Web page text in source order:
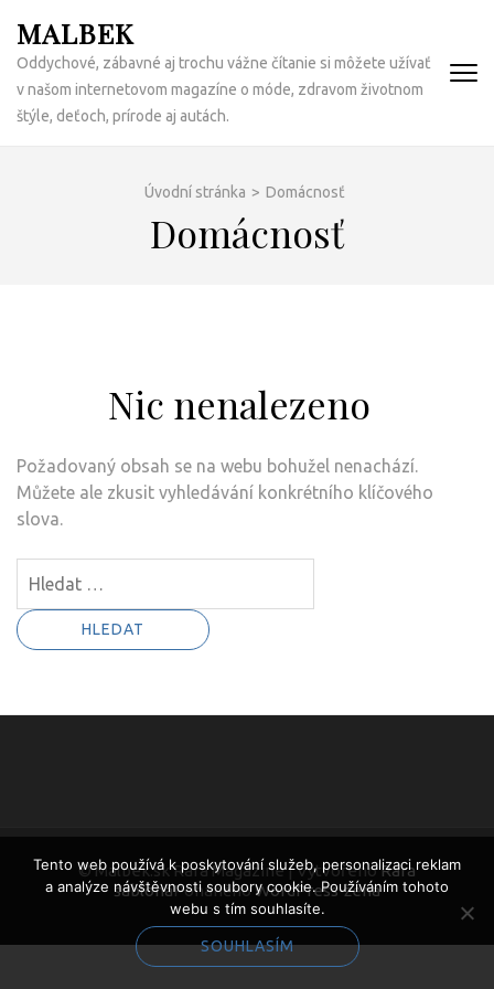
na
obsah
(Enter)
MALBEK
Oddychové, zábavné aj trochu vážne čítanie si môžete užívať
v našom internetovom magazíne o móde, zdravom životnom
štýle, deťoch, prírode aj autách.
Úvodní stránka > Domácnosť
Domácnosť
Nic nenalezeno
Požadovaný obsah se na webu bohužel nenachází.
Můžete ale zkusit vyhledávání konkrétního klíčového
slova.
© Malbek.sk Rara Magazine | VytvořenoRara
šablonaPoháněnoWordPress žena
Tento web používá k poskytování služeb, personalizaci reklam
a analýze návštěvnosti soubory cookie. Používáním tohoto
webu s tím souhlasíte.
SOUHLASÍM